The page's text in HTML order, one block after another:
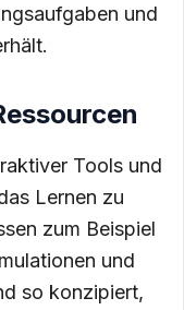
und
Tools und
Lernen zu
zum Beispiel
und
so konzipiert,